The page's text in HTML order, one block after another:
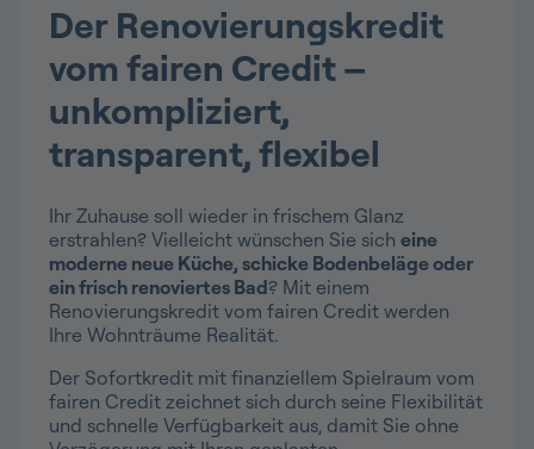
Der Renovierungskredit
vom fairen Credit –
unkompliziert,
transparent, flexibel
Ihr Zuhause soll wieder in frischem Glanz
erstrahlen? Vielleicht wünschen Sie sich eine
moderne neue Küche, schicke Bodenbeläge oder
ein frisch renoviertes Bad? Mit einem
Renovierungskredit vom fairen Credit werden
Ihre Wohnträume Realität.
Der Sofortkredit mit finanziellem Spielraum vom
fairen Credit zeichnet sich durch seine Flexibilität
und schnelle Verfügbarkeit aus, damit Sie ohne